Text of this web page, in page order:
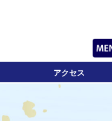
アクセス